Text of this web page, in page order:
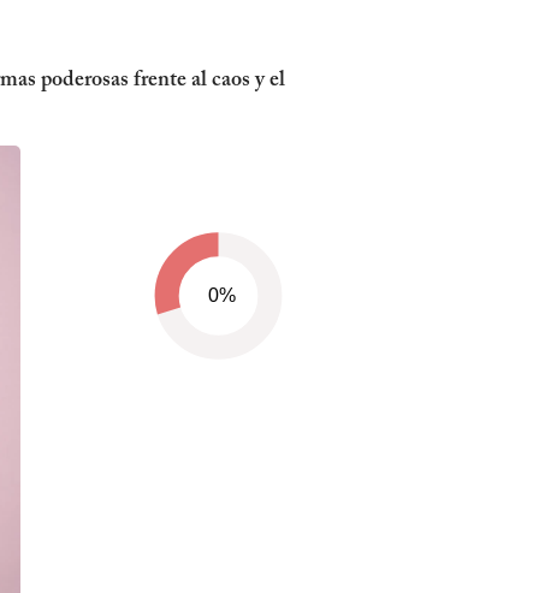
poderosas frente al caos y el
0%